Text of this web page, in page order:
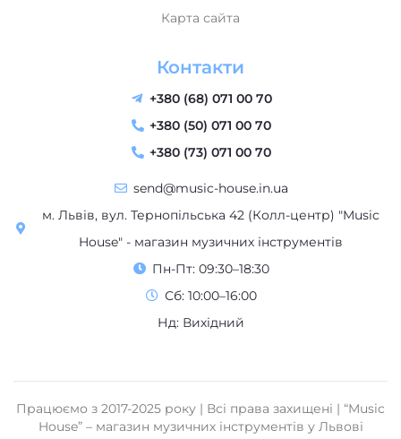
Карта сайта
Контакти
+380 (68) 071 00 70
+380 (50) 071 00 70
+380 (73) 071 00 70
send@music-house.in.ua
м. Львів, вул. Тернопільська 42 (Колл-центр) "Music
House" - магазин музичних інструментів
Пн-Пт: 09:30–18:30
Сб: 10:00–16:00
Нд: Вихідний
Працюємо з 2017-2025 року | Всі права захищені | “Music
House” – магазин музичних інструментів у Львові